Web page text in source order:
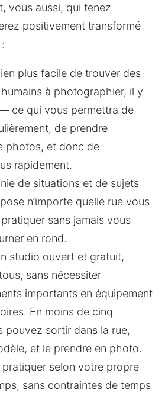
vous aussi, qui tenez
positivement transformé
plus facile de trouver des
à photographier, il y
ce qui vous permettra de
de prendre
photos, et donc de
rapidement.
de situations et de sujets
n’importe quelle rue vous
sans jamais vous
en rond.
studio ouvert et gratuit,
sans nécessiter
importants en équipement
En moins de cinq
pouvez sortir dans la rue,
et le prendre en photo.
selon votre propre
sans contraintes de temps